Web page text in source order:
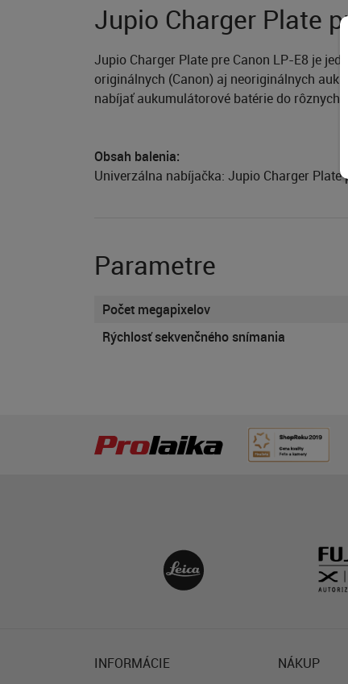
Jupio Charger Plate
Jupio Charger Plate pre Canon LP-E8 je
originálnych (Canon) aj neoriginálnych
nabíjať aukumulátorové batérie do rôznych
Obsah balenia:
Univerzálna nabíjačka: Jupio Charger Plate
Parametre
Počet megapixelov
Rýchlosť sekvenčného snímania
INFORMÁCIE NÁKUP